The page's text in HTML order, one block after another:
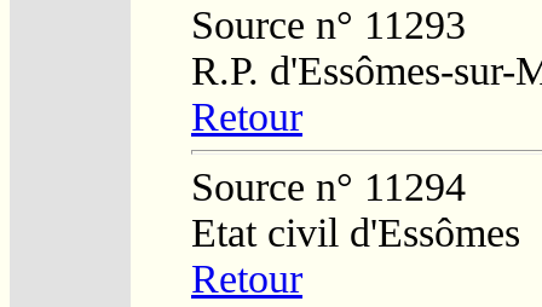
Source n° 11293
R.P. d'Essômes-sur-
Retour
Source n° 11294
Etat civil d'Essômes
Retour